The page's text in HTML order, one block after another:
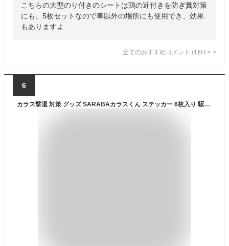
こちらの大型のり付きのシートは鶏の近付きを防ぎ糞対策
にも。5枚セットなので車以外の場所にも使用でき、効果
もありますよ
全てのおすすめコメント (1 件) >
6
カラス撃退 対策 グッズ SARABAカラスくん ステッカー 6枚入り 駆除に ゴミ ボックス 車 ベランダ ネット 建物に